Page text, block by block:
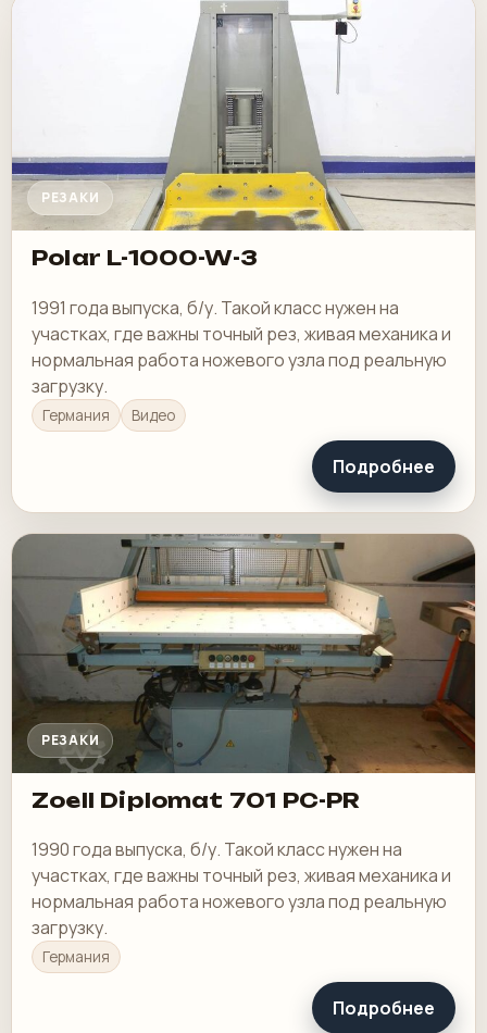
РЕЗАКИ
Polar L-1000-W-3
1991 года выпуска, б/у. Такой класс нужен на
участках, где важны точный рез, живая механика и
нормальная работа ножевого узла под реальную
загрузку.
Германия Видео
Подробнее
РЕЗАКИ
Zoell Diplomat 701 PC-PR
1990 года выпуска, б/у. Такой класс нужен на
участках, где важны точный рез, живая механика и
нормальная работа ножевого узла под реальную
загрузку.
Германия
Подробнее